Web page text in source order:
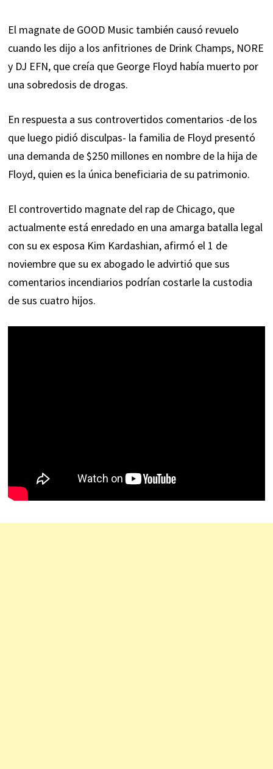
El magnate de GOOD Music también causó revuelo
cuando les dijo a los anfitriones de Drink Champs, NORE
y DJ EFN, que creía que George Floyd había muerto por
una sobredosis de drogas.
En respuesta a sus controvertidos comentarios -de los
que luego pidió disculpas- la familia de Floyd presentó
una demanda de $250 millones en nombre de la hija de
Floyd, quien es la única beneficiaria de su patrimonio.
El controvertido magnate del rap de Chicago, que
actualmente está enredado en una amarga batalla legal
con su ex esposa Kim Kardashian, afirmó el 1 de
noviembre que su ex abogado le advirtió que sus
comentarios incendiarios podrían costarle la custodia
de sus cuatro hijos.